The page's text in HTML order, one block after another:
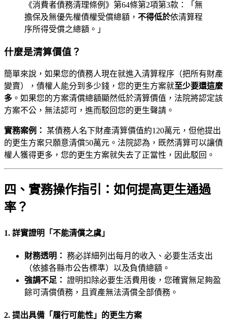
《消費者債務清理條例》第64條第2項第3款：「無
擔保及無優先權債權受償總額， 不得低於依清算程
序所得受償之總額。」
什麼是清算價值？
簡單來說，如果您的債務人現在就進入清算程序（把所有財產
變賣），債權人能分到多少錢，您的更生方案就至少要還這麼
多 。如果您的方案清償總額顯然低於清算價值，法院將認定該
方案不公，無法認可，進而駁回您的更生聲請。
實務案例：
某債務人名下財產清算價值約120萬元，但他提出
的更生方案只願意清償50萬元。法院認為，既然清算可以讓債
權人獲得更多，您的更生方案就失去了正當性，因此駁回。
四、實務操作指引：如何提高更生通過
率？
1. 詳實證明「不能清償之虞」
財務透明： 務必詳細列出每月的收入、必要生活支出
（依據各縣市公告標準）以及負債總額。
強調不足： 證明扣除必要生活費用後，您確實無足夠盈
餘可清償債務，且資產無法清償全部債務。
2. 提出具備「履行可能性」的更生方案